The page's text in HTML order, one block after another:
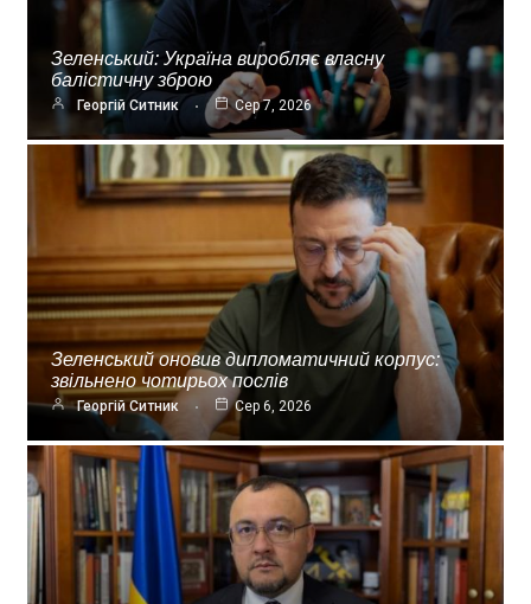
Зеленський: Україна виробляє власну
балістичну зброю
Георгій Ситник Сер 7, 2026
Зеленський оновив дипломатичний корпус:
звільнено чотирьох послів
Георгій Ситник Сер 6, 2026